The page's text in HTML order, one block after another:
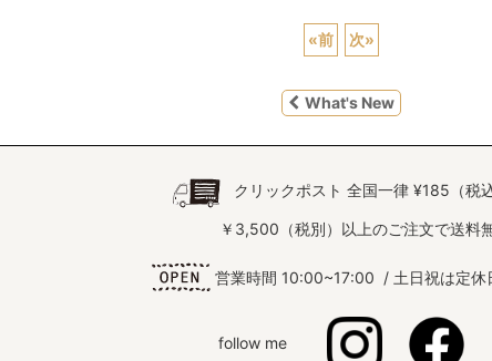
«前 次»
What's New
クリックポスト 全国一律 ¥185（税込
￥3,500（税別）以上のご注文で送料無
営業時間 10:00~17:00 / 土日祝は定休
follow me